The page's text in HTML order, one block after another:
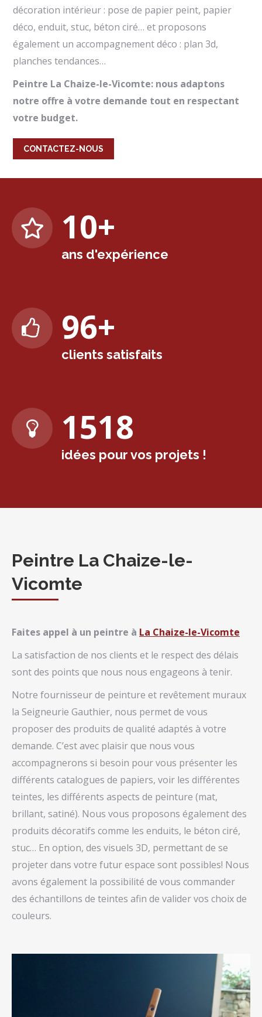
décoration intérieur : pose de papier peint, papier
déco, enduit, stuc, béton ciré… et proposons
également un accompagnement déco : plan 3d,
planches tendances…
Peintre La Chaize-le-Vicomte: nous adaptons
notre offre à votre demande tout en respectant
votre budget.
CONTACTEZ-NOUS
10+
ans d'expérience
98+
clients satisfaits
1567
idées pour vos projets !
Peintre La Chaize-le-
Vicomte
Faites appel à un peintre à La Chaize-le-Vicomte
La satisfaction de nos clients et le respect des délais
sont des points que nous nous engageons à tenir.
Notre fournisseur de peinture et revêtement muraux
la Seigneurie Gauthier, nous permet de vous
proposer des produits de qualité adaptés à votre
demande. C’est avec plaisir que nous vous
accompagnerons si besoin pour vous présenter les
différents catalogues de papiers, voir les différentes
teintes, les différents aspects de peinture (mat,
brillant, satiné). Nous vous proposons également des
produits décoratifs comme les enduits, le béton ciré,
stuc… En option, des visuels 3D, permettant de se
projeter dans votre futur espace sont possibles! Nous
avons également la possibilité de vous commander
des échantillons de teintes afin de valider vos choix de
couleurs.